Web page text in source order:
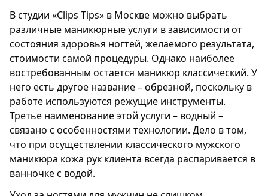
В студии «Clips Tips» в Москве можно выбрать
различные маникюрные услуги в зависимости от
состояния здоровья ногтей, желаемого результата,
стоимости самой процедуры. Однако наиболее
востребованным остается маникюр классический. У
него есть другое название – обрезной, поскольку в
работе используются режущие инструменты.
Третье наименование этой услуги – водный –
связано с особенностями технологии. Дело в том,
что при осуществлении классического мужского
маникюра кожа рук клиента всегда распаривается в
ванночке с водой.